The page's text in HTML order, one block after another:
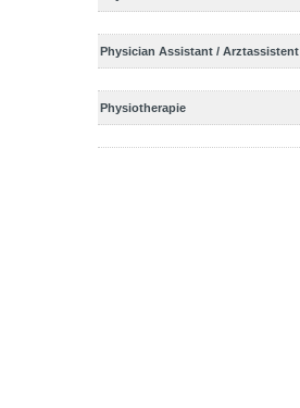
Physician Assistant / Arztassistent
Physiotherapie